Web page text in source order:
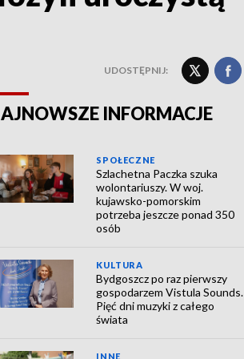
UDOSTĘPNIJ:
INFORMACJE
SPOŁECZNE
Szlachetna Paczka szuka
wolontariuszy. W woj.
kujawsko-pomorskim
potrzeba jeszcze ponad 350
osób
KULTURA
Bydgoszcz po raz pierwszy
gospodarzem Vistula Sounds.
Pięć dni muzyki z całego
świata
INNE